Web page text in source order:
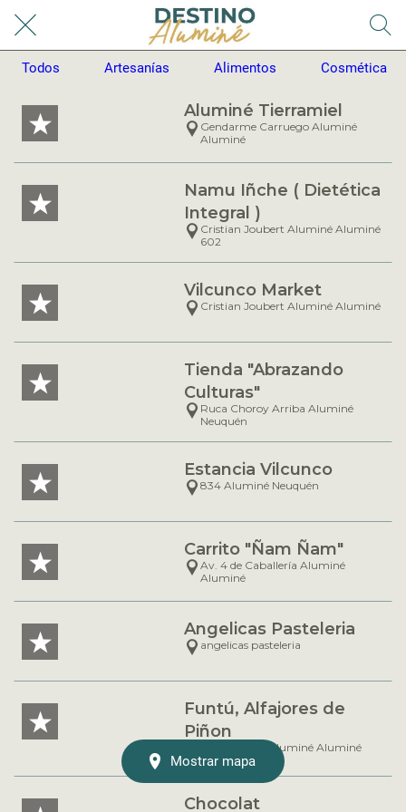
Todos Artesanías Alimentos Cosmética
Aluminé Tierramiel
Gendarme Carruego Aluminé
Aluminé
Namu Iñche ( Dietética
Integral )
Cristian Joubert Aluminé Aluminé
602
Vilcunco Market
Cristian Joubert Aluminé Aluminé
Tienda "Abrazando
Culturas"
Ruca Choroy Arriba Aluminé
Neuquén
Estancia Vilcunco
834 Aluminé Neuquén
Carrito "Ñam Ñam"
Av. 4 de Caballería Aluminé
Aluminé
Angelicas Pasteleria
angelicas pasteleria
Funtú, Alfajores de
Piñon
Ruca Choroi Aluminé Aluminé
Chocolat
Mostrar mapa